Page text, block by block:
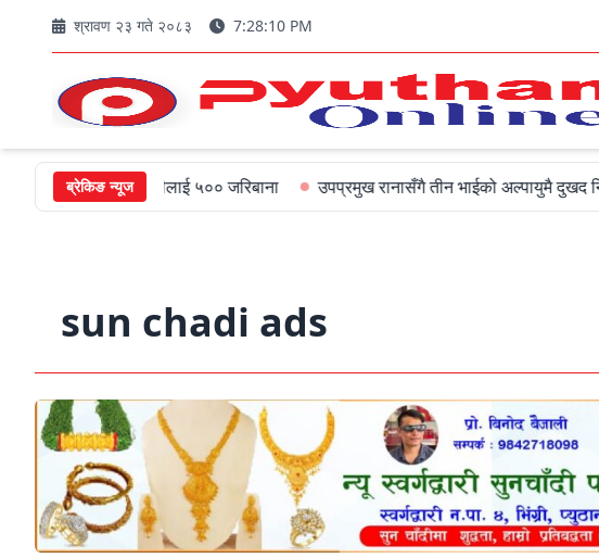
श्रावण २३ गते २०८३ 7:28:11 PM
ब्रेकिङ न्यूज
मुख्यमन्त्रीलाई ५०० जरिबाना उपप्रमुख रानासँगै तीन भाईको अल्पायुमै दुखद निधन
sun chadi ads